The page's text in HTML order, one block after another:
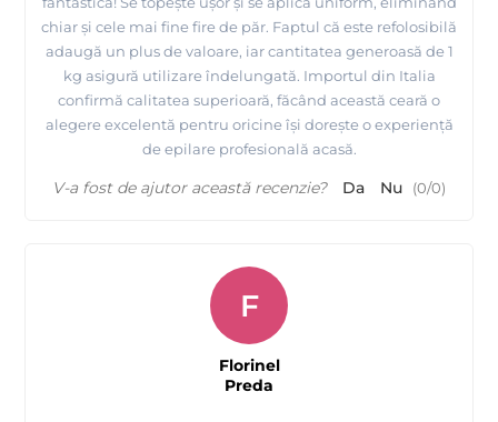
chiar și cele mai fine fire de păr. Faptul că este refolosibilă
adaugă un plus de valoare, iar cantitatea generoasă de 1
kg asigură utilizare îndelungată. Importul din Italia
confirmă calitatea superioară, făcând această ceară o
alegere excelentă pentru oricine își dorește o experiență
de epilare profesională acasă.
V-a fost de ajutor această recenzie? Da Nu (0/0)
F
Florinel
Preda